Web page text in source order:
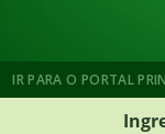
IR PARA O PORTAL